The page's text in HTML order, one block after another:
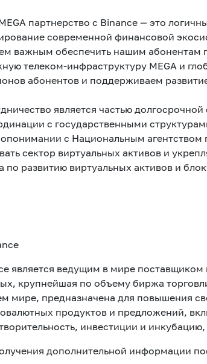
партнерство с Binance — это
современной финансовой
важным обеспечить нашим
телеком-инфраструктуру MEGA и
абонентов и поддерживаем
является частью
с государственными
с Национальным
сектор виртуальных активов и
по развитию виртуальных активов и
является ведущим в мире
крупнейшая по объему биржа
мире, предназначена для повышения
продуктов и предложений,
инвестиции и
дополнительной информации